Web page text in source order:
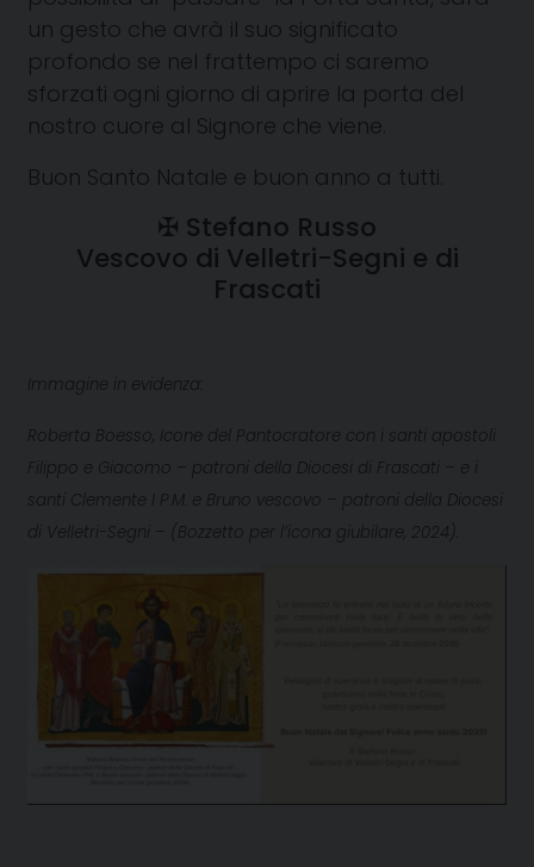
un gesto che avrà il suo significato
profondo se nel frattempo ci saremo
sforzati ogni giorno di aprire la porta del
nostro cuore al Signore che viene.
Buon Santo Natale e buon anno a tutti.
✠ Stefano Russo
Vescovo di Velletri-Segni e di
Frascati
Immagine in evidenza:
Roberta Boesso, Icone del Pantocratore con i santi apostoli
Filippo e Giacomo – patroni della Diocesi di Frascati – e i
santi Clemente I P.M. e Bruno vescovo – patroni della Diocesi
di Velletri-Segni – (Bozzetto per l’icona giubilare, 2024).